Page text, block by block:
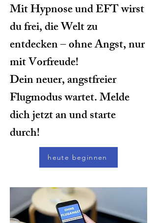
Mit Hypnose und EFT wirst
du frei, die Welt zu
entdecken – ohne Angst, nur
mit Vorfreude!
Dein neuer, angstfreier
Flugmodus wartet. Melde
dich jetzt an und starte
durch!
heute beginnen